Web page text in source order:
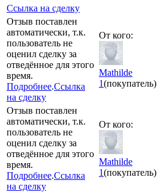
Ссылка на сделку
Отзыв поставлен
автоматически, т.к.
пользователь не
оценил сделку за
отведённое для этого
время.
Подробнее.Ссылка
на сделку
От кого:
Mathilde
1(покупатель)
Отзыв поставлен
автоматически, т.к.
пользователь не
оценил сделку за
отведённое для этого
время.
Подробнее.Ссылка
на сделку
От кого:
Mathilde
1(покупатель)